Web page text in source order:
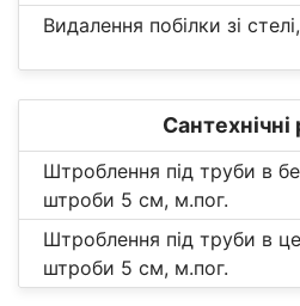
Видалення побілки зі
Штроблення під труби в
штроби 5 см, м.пог.
Штроблення під труби в
штроби 5 см, м.пог.